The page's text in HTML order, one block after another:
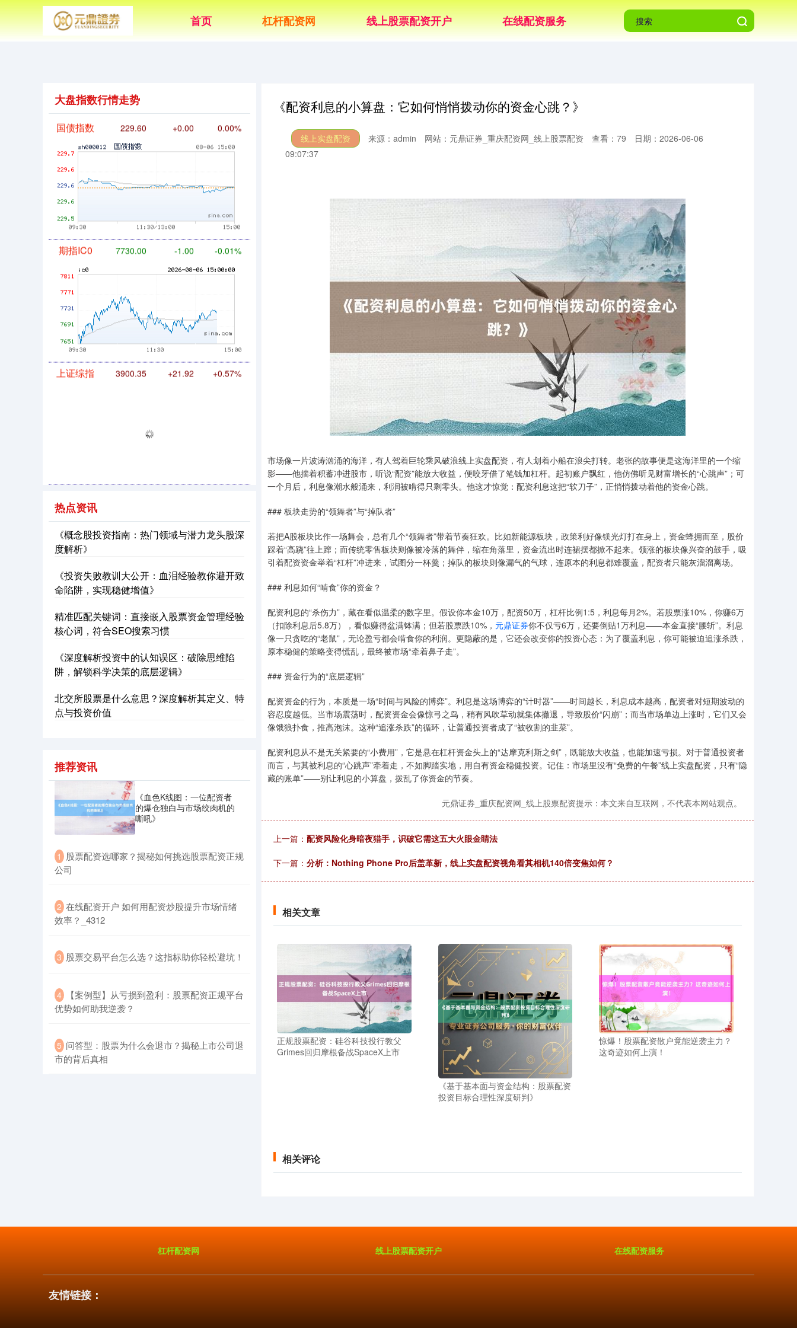
首页 杠杆配资网 线上股票配资开户 在线配资服务
《配资利息的小算盘：它如何悄悄拨动你的资金心跳？》
线上实盘配资 来源：admin 网站：元鼎证券_重庆配资网_线上股票配资 查看：79
日期：2026-06-06
09:07:37
市场像一片波涛汹涌的海洋，有人驾着巨轮乘风破浪线上实盘配资，有人划着小船在浪尖打转。老张的故事便是这海洋里的一个缩
影——他揣着积蓄冲进股市，听说“配资”能放大收益，便咬牙借了笔钱加杠杆。起初账户飘红，他仿佛听见财富增长的“心跳声”；可
一个月后，利息像潮水般涌来，利润被啃得只剩零头。他这才惊觉：配资利息这把“软刀子”，正悄悄拨动着他的资金心跳。
### 板块走势的“领舞者”与“掉队者”
若把A股板块比作一场舞会，总有几个“领舞者”带着节奏狂欢。比如新能源板块，政策利好像镁光灯打在身上，资金蜂拥而至，股价
踩着“高跷”往上蹿；而传统零售板块则像被冷落的舞伴，缩在角落里，资金流出时连裙摆都掀不起来。领涨的板块像兴奋的鼓手，吸
引着配资资金举着“杠杆”冲进来，试图分一杯羹；掉队的板块则像漏气的气球，连原本的利息都难覆盖，配资者只能灰溜溜离场。
### 利息如何“啃食”你的资金？
配资利息的“杀伤力”，藏在看似温柔的数字里。假设你本金10万，配资50万，杠杆比例1:5，利息每月2%。若股票涨10%，你赚6万
（扣除利息后5.8万），看似赚得盆满钵满；但若股票跌10%， 元鼎证券你不仅亏6万，还要倒贴1万利息——本金直接“腰斩”。利息
像一只贪吃的“老鼠”，无论盈亏都会啃食你的利润。更隐蔽的是，它还会改变你的投资心态：为了覆盖利息，你可能被迫追涨杀跌，
原本稳健的策略变得慌乱，最终被市场“牵着鼻子走”。
### 资金行为的“底层逻辑”
配资资金的行为，本质是一场“时间与风险的博弈”。利息是这场博弈的“计时器”——时间越长，利息成本越高，配资者对短期波动的
容忍度越低。当市场震荡时，配资资金会像惊弓之鸟，稍有风吹草动就集体撤退，导致股价“闪崩”；而当市场单边上涨时，它们又会
像饿狼扑食，推高泡沫。这种“追涨杀跌”的循环，让普通投资者成了“被收割的韭菜”。
配资利息从不是无关紧要的“小费用”，它是悬在杠杆资金头上的“达摩克利斯之剑”，既能放大收益，也能加速亏损。对于普通投资者
而言，与其被利息的“心跳声”牵着走，不如脚踏实地，用自有资金稳健投资。记住：市场里没有“免费的午餐”线上实盘配资，只有“隐
藏的账单”——别让利息的小算盘，拨乱了你资金的节奏。
元鼎证券_重庆配资网_线上股票配资提示：本文来自互联网，不代表本网站观点。
上一篇： 配资风险化身暗夜猎手，识破它需这五大火眼金睛法
下一篇： 分析：Nothing Phone Pro后盖革新，线上实盘配资视角看其相机140倍变焦如何？
相关文章
正规股票配资：硅谷科技投行教父
Grimes回归摩根备战SpaceX上市
《基于基本面与资金结构：股票配资
投资目标合理性深度研判》
惊爆！股票配资散户竟能逆袭主力？
这奇迹如何上演！
相关评论
大盘指数行情走势
基金指数 7229.80 -1.63 -0.02%
国债指数 229.60 0.00%
期指IC0 -1.00 -0.01%
深证成指
沪深300 4651.31
北证50
基金指数 7229.80
-1.00
热点资讯
《概念股投资指南：热门领域与潜力龙头股深
度解析》
《投资失败教训大公开：血泪经验教你避开致
命陷阱，实现稳健增值》
精准匹配关键词：直接嵌入股票资金管理经验
核心词，符合SEO搜索习惯
《深度解析投资中的认知误区：破除思维陷
阱，解锁科学决策的底层逻辑》
北交所股票是什么意思？深度解析其定义、特
点与投资价值
推荐资讯
《血色K线图：一位配资者
的爆仓独白与市场绞肉机的
嘶吼》
1 ​股票配资选哪家？揭秘如何挑选股票配资正规
公司
2 ​在线配资开户 如何用配资炒股提升市场情绪
效率？_4312
3 ​股票交易平台怎么选？这指标助你轻松避坑！
4
​【案例型】从亏损到盈利：股票配资正规平台
优势如何助我逆袭？
5 ​问答型：股票为什么会退市？揭秘上市公司退
市的背后真相
杠杆配资网 线上股票配资开户 在线配资服务
友情链接：